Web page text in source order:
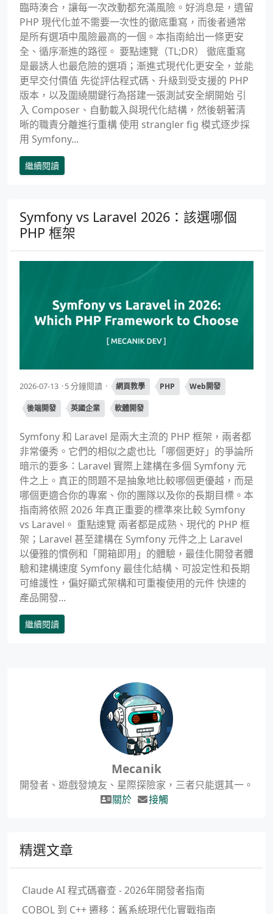
臨時湊合，讓每一次改動都充滿風險。好消息是，遺留
PHP 現代化並不需要一次性的徹底重寫，而後者通常
是所有選項中風險最高的一個。本指南給出一條更安
全、循序漸進的路徑。 要點速覽（TL;DR） 徹底重寫
是最誘人也最危險的選項；漸進式現代化更安全，並能
更早交付價值 先從評估程式碼、升級到受支援的 PHP
版本，以及圍繞關鍵行為搭建一張測試安全網開始 引
入 Composer、自動載入與現代化結構，然後朝著清
晰的職責分離進行重構 使用 strangler fig 模式逐步採
用 Symfony...
繼續閱讀
Symfony vs Laravel 2026：該選哪個
PHP 框架
2026-07-13 5 分鐘閱讀 網頁教學 PHP Web開發
後端開發 英國企業 軟體開發
Symfony 和 Laravel 是兩大主流的 PHP 框架，兩者都
非常優秀。它們的相似之處也比「哪個更好」的爭論所
暗示的要多：Laravel 實際上建構在多個 Symfony 元
件之上。真正的問題不是抽象地比較哪個更優越，而是
哪個更適合你的專案、你的團隊以及你的長期目標。本
指南將依照 2026 年真正重要的標準來比較 Symfony
vs Laravel。 重點速覽 兩者都是成熟、現代的 PHP 框
架；Laravel 甚至建構在 Symfony 元件之上 Laravel
以優雅的慣例和「開箱即用」的體驗，最佳化開發者體
驗和建構速度 Symfony 最佳化結構、可設定性和長期
可維護性，偏好顯式架構和可重複使用的元件 快速的
產品開發...
繼續閱讀
Mecanik
開發者、遊戲發燒友、星際探險家，三者只能選其一。
關於
接觸
精選文章
Claude AI 程式碼審查 - 2026年開發者指南
COBOL 到 C++ 遷移：舊系統現代化實戰指南